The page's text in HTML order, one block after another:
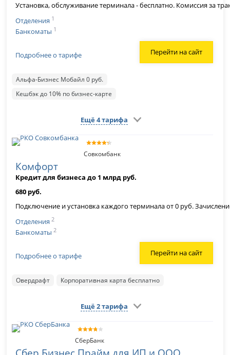
Установка, обслуживание терминала - бесплатно. Комиссия за
Отделения 1
Банкоматы 1
Подробнее о тарифе Перейти на сайт
Альфа-Бизнес Мобайл 0 руб.
Кешбэк до 10% по бизнес-карте
Ещё 4 тарифа
Совкомбанк
Комфорт
Кредит для бизнеса до 1 млрд руб.
680 руб.
Подключение и установка каждого терминала от 0 руб.
Отделения2
Банкоматы2
Подробнее о тарифе Перейти на сайт
Овердрафт Корпоративная карта бесплатно
Ещё 2 тарифа
СберБанк